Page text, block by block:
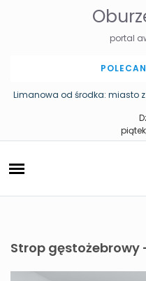
t
portal
Limanowa od środka: miasto
Pomniki w Katowicach –
Strop gęstożebrowy